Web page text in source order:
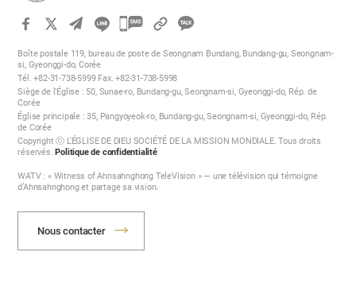
카
오
공
유
하
Boîte postale 119, bureau de poste de Seongnam Bundang, Bundang-gu, Seongnam-
si, Gyeonggi-do, Corée
Tél. +82-31-738-5999 Fax. +82-31-738-5998
Siège de l'Église : 50, Sunae-ro, Bundang-gu, Seongnam-si, Gyeonggi-do, Rép. de
Corée
Église principale : 35, Pangyoyeok-ro, Bundang-gu, Seongnam-si, Gyeonggi-do, Rép.
de Corée
Copyright ⓒ L'ÉGLISE DE DIEU SOCIÉTÉ DE LA MISSION MONDIALE. Tous droits
réservés. Politique de confidentialité
WATV : « Witness of Ahnsahnghong TeleVision » — une télévision qui témoigne
d’Ahnsahnghong et partage sa vision.
Nous contacter